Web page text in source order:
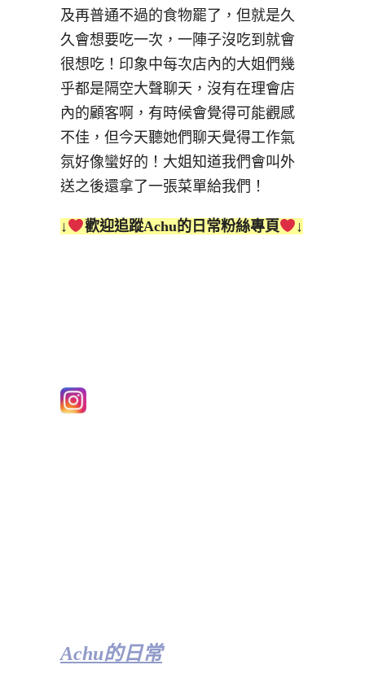
及再普通不過的食物罷了，但就是久
久會想要吃一次，一陣子沒吃到就會
很想吃！印象中每次店內的大姐們幾
乎都是隔空大聲聊天，沒有在理會店
內的顧客啊，有時候會覺得可能觀感
不佳，但今天聽她們聊天覺得工作氣
氛好像蠻好的！大姐知道我們會叫外
送之後還拿了一張菜單給我們！
↓ 歡迎追蹤Achu的日常粉絲專頁 ↓
Achu的日常